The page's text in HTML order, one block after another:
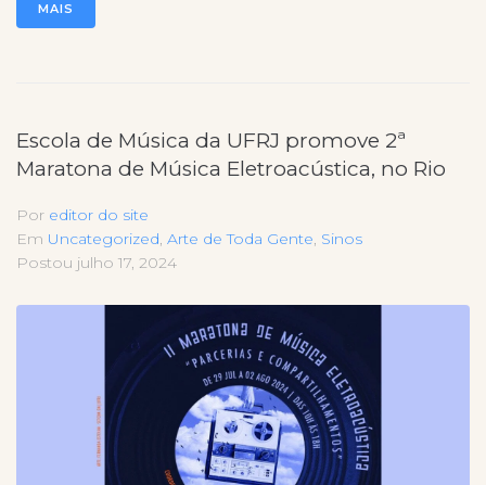
MAIS
Escola de Música da UFRJ promove 2ª
Maratona de Música Eletroacústica, no Rio
Por editor do site
Em Uncategorized, Arte de Toda Gente, Sinos
Postou julho 17, 2024